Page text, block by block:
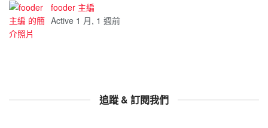
fooder 主編
Active 1 月, 1 週前
追蹤 & 訂閱我們